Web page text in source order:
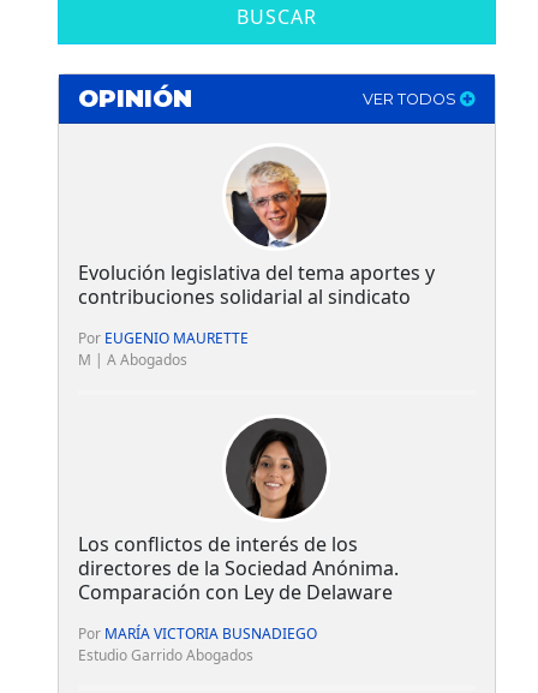
BUSCAR
OPINIÓN VER TODOS
Evolución legislativa del tema aportes y
contribuciones solidarial al sindicato
Por EUGENIO MAURETTE
M | A Abogados
Los conflictos de interés de los
directores de la Sociedad Anónima.
Comparación con Ley de Delaware
Por MARÍA VICTORIA BUSNADIEGO
Estudio Garrido Abogados